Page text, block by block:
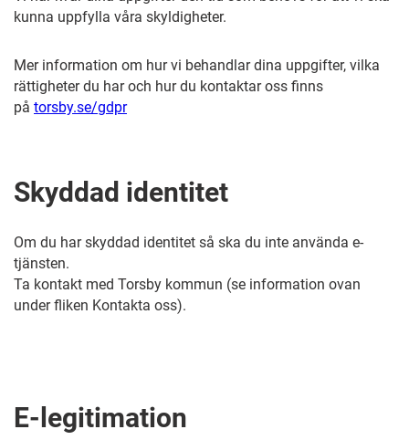
kunna uppfylla våra skyldigheter.
Mer information om hur vi behandlar dina uppgifter, vilka
rättigheter du har och hur du kontaktar oss finns
på torsby.se/gdpr
Skyddad identitet
Om du har skyddad identitet så ska du inte använda e-
tjänsten.
Ta kontakt med Torsby kommun (se information ovan
under fliken Kontakta oss).
E-legitimation